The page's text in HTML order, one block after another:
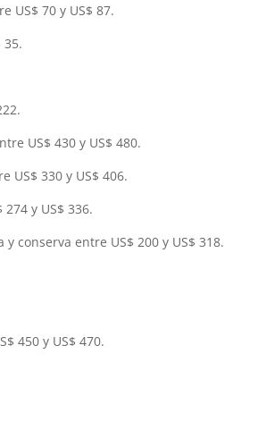
US$ 70 y US$ 87.
35.
US$ 430 y US$ 480.
US$ 330 y US$ 406.
y US$ 336.
conserva entre US$ 200 y US$ 318.
450 y US$ 470.